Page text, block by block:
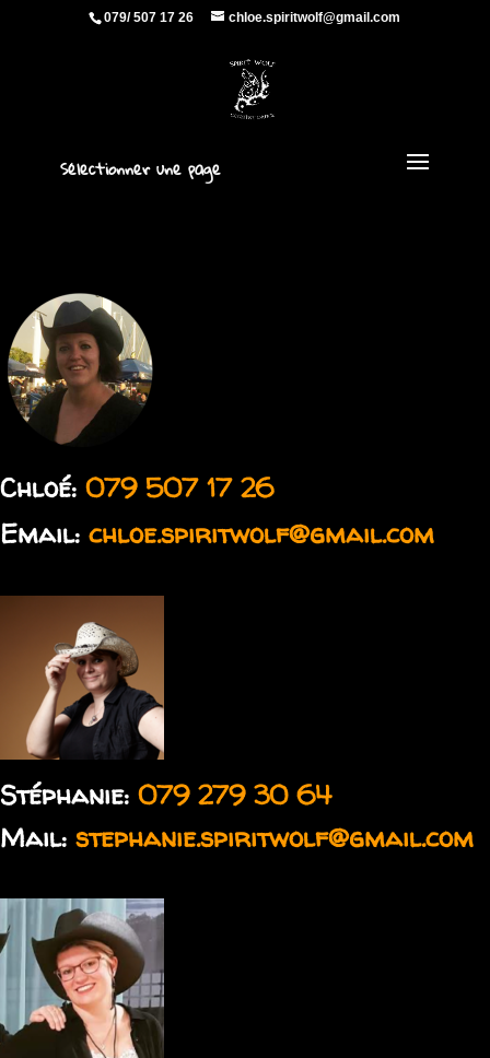
079/ 507 17 26 chloe.spiritwolf@gmail.com
Sélectionner une page
Chloé: 079 507 17 26
Email: chloe.spiritwolf@gmail.com
Stéphanie: 079 279 30 64
Mail: stephanie.spiritwolf@gmail.com